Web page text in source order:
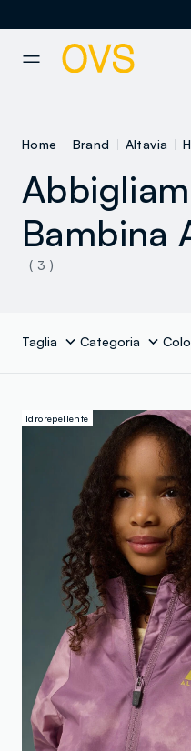
Home Brand Altavia
Bambina
( 3 )
Taglia Categoria
Idrorepellente